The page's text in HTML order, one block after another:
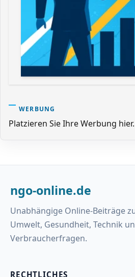
WERBUNG
Platzieren Sie Ihre Werbung hier.
ngo-online.de
Unabhängige Online-Beiträge
Umwelt, Gesundheit, Technik
Verbraucherfragen.
RECHTLICHES